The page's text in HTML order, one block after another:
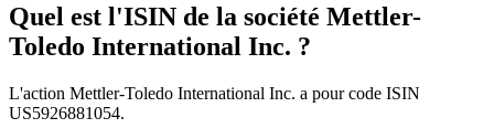
Quel est l'ISIN de la société Mettler-
Toledo International Inc. ?
L'action Mettler-Toledo International Inc. a pour code ISIN
US5926881054.